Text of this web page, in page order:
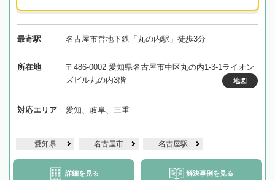
最寄駅 名古屋市営地下鉄「丸の内駅」徒歩3分
所在地
〒486-0002 愛知県名古屋市中区丸の内1-3-1ライオン
ズビル丸の内3階
地図
対応エリア 愛知、岐阜、三重
愛知県 名古屋市 名古屋駅
詳細を見る 解決事例を見る